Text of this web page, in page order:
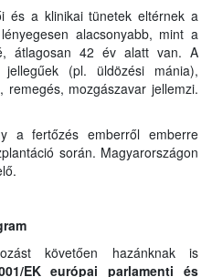
és a klinikai tünetek eltérnek a
alacsonyabb, mint a
átlagosan 42 év alatt van. A
(pl. üldözési mánia),
remegés, mozgászavar jellemzi.
a fertőzés emberről emberre
során. Magyarországon
követően hazánknak is
EK európai parlamenti és